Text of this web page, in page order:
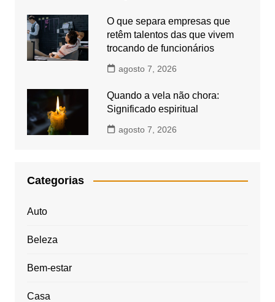
O que separa empresas que
retêm talentos das que vivem
trocando de funcionários
agosto 7, 2026
Quando a vela não chora:
Significado espiritual
agosto 7, 2026
Categorias
Auto
Beleza
Bem-estar
Casa